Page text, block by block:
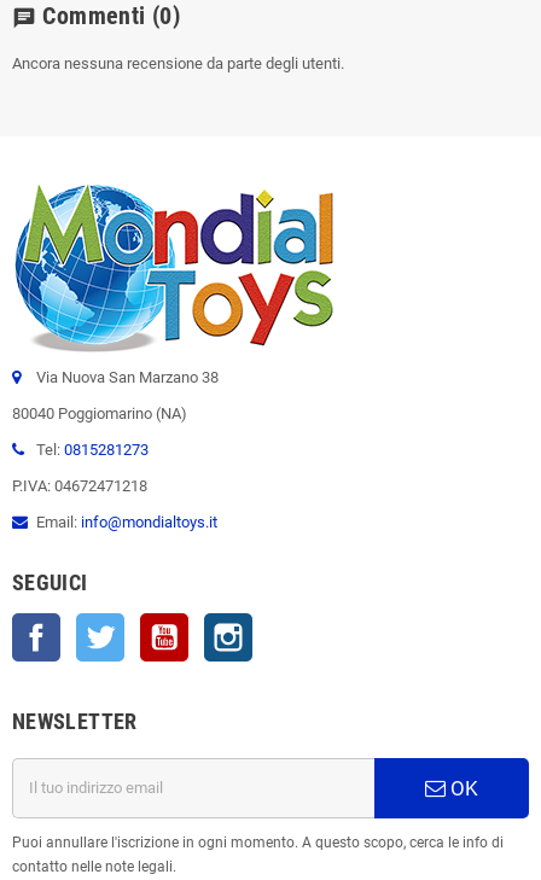
chat Commenti (0)
Ancora nessuna recensione da parte degli utenti.
Via Nuova San Marzano 38
80040 Poggiomarino (NA)
Tel: 0815281273
P.IVA: 04672471218
Email: info@mondialtoys.it
SEGUICI
Facebook Twitter YouTube
NEWSLETTER
OK
Puoi annullare l'iscrizione in ogni momento. A questo scopo, cerca le info di
contatto nelle note legali.